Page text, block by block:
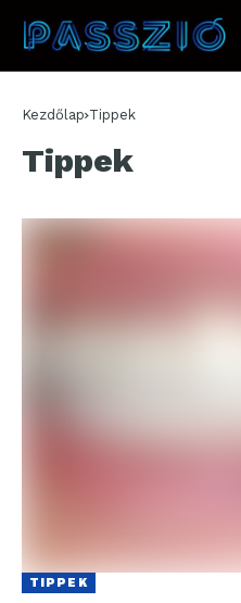
Kezdőlap Tippek
Tippek
TIPPEK